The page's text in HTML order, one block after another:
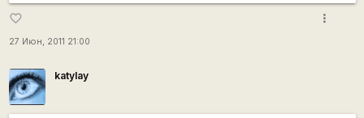
favorite_border
27 Июн, 2011 21:00
more_vert
katylay